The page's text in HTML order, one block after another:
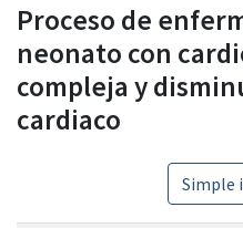
Proceso de
neonato con
compleja y
cardiaco
Simple